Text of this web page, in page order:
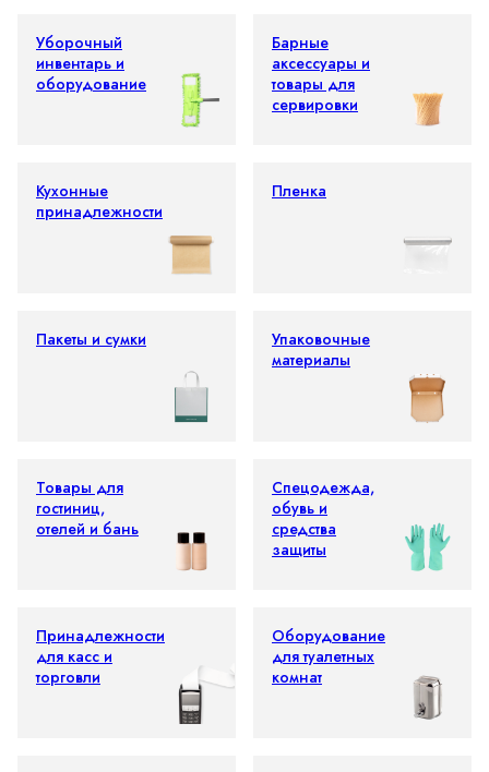
Уборочный
инвентарь и
оборудование
Барные
аксессуары и
товары для
сервировки
Кухонные
принадлежности
Пленка
Пакеты и сумки
Упаковочные
материалы
Товары для
гостиниц,
отелей и бань
Спецодежда,
обувь и
средства
защиты
Принадлежности
для касс и
торговли
Оборудование
для туалетных
комнат